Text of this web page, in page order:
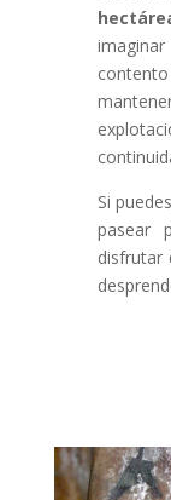
Si
pasear
disfrutar